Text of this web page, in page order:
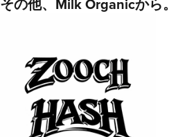
その他、Milk Organicから。